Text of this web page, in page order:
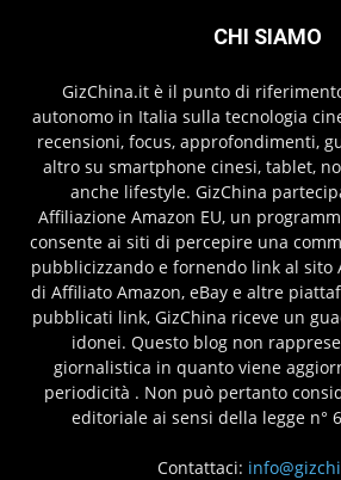
CHI SIAMO
GizChina.it è il punto di
autonomo in Italia sulla tecnologia
recensioni, focus, approfondimenti,
altro su smartphone cinesi, tablet,
anche lifestyle. GizChina
Affiliazione Amazon EU, un
consente ai siti di percepire una
pubblicizzando e fornendo link al sito
di Affiliato Amazon, eBay e altre
pubblicati link, GizChina riceve un
idonei. Questo blog non
giornalistica in quanto viene
periodicità . Non può pertanto
editoriale ai sensi della legge n°
Contattaci: